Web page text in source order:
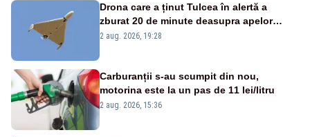
Drona care a ținut Tulcea în alertă a
zburat 20 de minute deasupra apelor
României. Au fost ridicate două F-16
2 aug. 2026, 19:28
Carburanții s-au scumpit din nou,
motorina este la un pas de 11 lei/litru
2 aug. 2026, 15:36